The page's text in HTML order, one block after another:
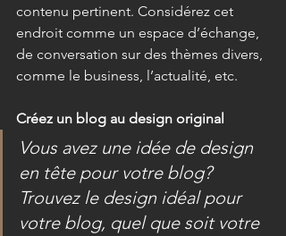
contenu pertinent. Considérez cet
endroit comme un espace d’échange,
de conversation sur des thèmes divers,
comme le business, l’actualité, etc.
Créez un blog au design original
Vous avez une idée de design
en tête pour votre blog?
Trouvez le design idéal pour
votre blog, quel que soit votre